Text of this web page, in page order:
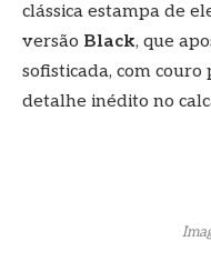
clássica estampa de
versão Black, que
sofisticada, com
detalhe inédito no